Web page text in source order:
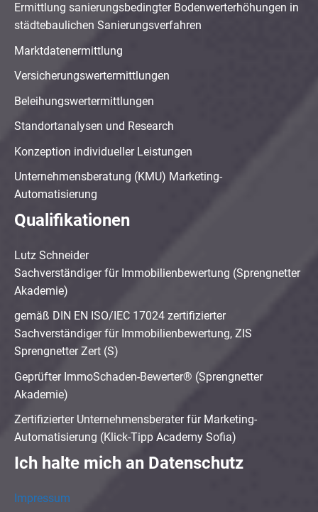
Ermittlung sanierungsbedingter Bodenwerterhöhungen in
städtebaulichen Sanierungsverfahren
Marktdatenermittlung
Versicherungswertermittlungen
Beleihungswertermittlungen
Standortanalysen und Research
Konzeption individueller Leistungen
Unternehmensberatung (KMU) Marketing-
Automatisierung
Qualifikationen
Lutz Schneider
Sachverständiger für Immobilienbewertung (Sprengnetter
Akademie)
gemäß DIN EN ISO/IEC 17024 zertifizierter
Sachverständiger für Immobilienbewertung, ZIS
Sprengnetter Zert (S)
Geprüfter ImmoSchaden-Bewerter® (Sprengnetter
Akademie)
Zertifizierter Unternehmensberater für Marketing-
Automatisierung (Klick-Tipp Academy Sofia)
Ich halte mich an Datenschutz
Impressum